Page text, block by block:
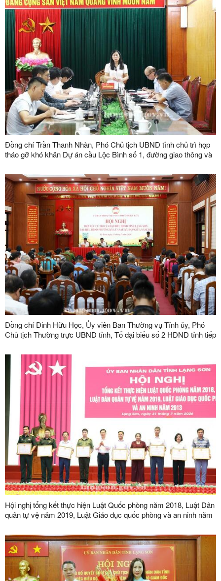
Đồng chí Trần Thanh Nhàn, Phó Chủ tịch UBND tỉnh chủ trì họp
tháo gỡ khó khăn Dự án cầu Lộc Bình số 1, đường giao thông và
Đồng chí Đinh Hữu Học, Ủy viên Ban Thường vụ Tỉnh ủy, Phó
Chủ tịch Thường trực UBND tỉnh, Tổ đại biểu số 2 HĐND tỉnh tiếp
Hội nghị tổng kết thực hiện Luật Quốc phòng năm 2018, Luật Dân
quân tự vệ năm 2019, Luật Giáo dục quốc phòng và an ninh năm